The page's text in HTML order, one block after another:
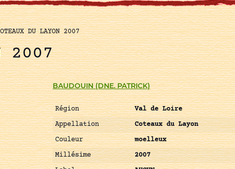
DU LAYON 2007
2007
BAUDOUIN (DNE. PATRICK)
Région
Val de Loire
Appellation
Coteaux du Layon
Couleur
moelleux
Millésime
2007